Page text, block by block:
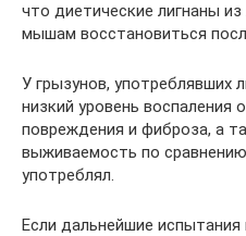
что диетические лигнаны
мышам восстановиться
У грызунов, употреблявших
низкий уровень воспаления
повреждения и фиброза, а
выживаемость по
употреблял.
Если дальнейшие